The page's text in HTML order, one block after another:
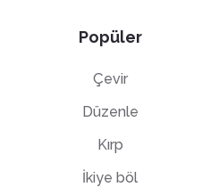
Popüler
Çevir
Düzenle
Kırp
İkiye böl